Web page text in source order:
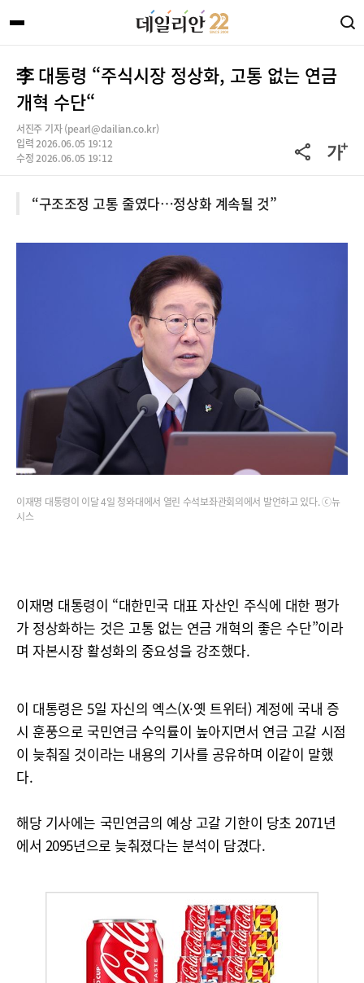
李 대통령 “주식시장 정상화, 고통 없는 연금
개혁 수단“
서진주 기자 (pearl@dailian.co.kr)
입력 2026.06.05 19:12
수정 2026.06.05 19:12
“구조조정 고통 줄였다…정상화 계속될 것”
이재명 대통령이 이달 4일 청와대에서 열린 수석보좌관회의에서 발언하고 있다. ⓒ뉴
시스
이재명 대통령이 “대한민국 대표 자산인 주식에 대한 평가
가 정상화하는 것은 고통 없는 연금 개혁의 좋은 수단”이라
며 자본시장 활성화의 중요성을 강조했다.
이 대통령은 5일 자신의 엑스(X·옛 트위터) 계정에 국내 증
시 훈풍으로 국민연금 수익률이 높아지면서 연금 고갈 시점
이 늦춰질 것이라는 내용의 기사를 공유하며 이같이 말했
다.
해당 기사에는 국민연금의 예상 고갈 기한이 당초 2071년
에서 2095년으로 늦춰졌다는 분석이 담겼다.